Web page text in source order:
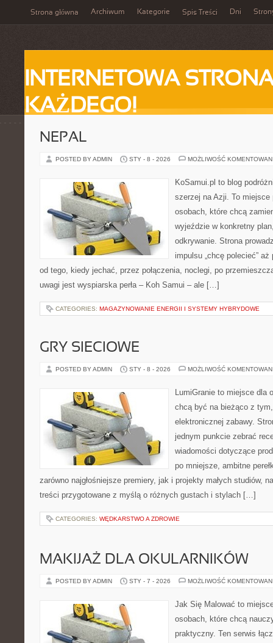
Strona główna Archiwum Kategorie Spis Treści Dni
INTERNETOWA
KAŻDEGO!
NEPAL
POSTED BY ADMIN STY - 8 - 2026 MOŻLIWOŚĆ
KoSamui.pl to blog
szerzej na Azji. To miejsce
osobach, które chcą
wyjeździe w konkretny
odkrywanie. Strona
impulsu „chcę polecieć”
od tego, kiedy jechać, przez połączenia, noclegi, po
uwagi jest wyspiarska perła – Koh Samui – ale […]
CATEGORIES: MAGAZYNOWANIE ENERGII I SYSTEMY HYBRYDOWE
GRY SIECIOWE
POSTED BY ADMIN STY - 8 - 2026 MOŻLIWOŚĆ
LumiGranie to miejsce dla
chcą być na bieżąco z
elektronicznej zabawy.
jednym punkcie zebrać
wiadomości dotyczące
po mniejsze, ambitne
zarówno najgłośniejsze premiery, jak i projekty małych studiów,
treści przygotowane z myślą o różnych gustach i stylach […]
CATEGORIES: WĘDKARSTWO A ZDROWIE
MAKIJAŻ DLA OKULARNIKÓW
POSTED BY ADMIN STY - 7 - 2026 MOŻLIWOŚĆ
Jak Się Malować to
osobach, które chcą
praktyczny. Ten serwis